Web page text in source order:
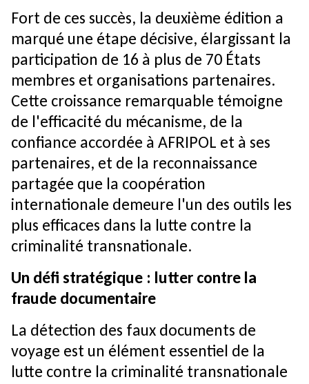
Fort de ces succès, la deuxième édition a
marqué une étape décisive, élargissant la
participation de 16 à plus de 70 États
membres et organisations partenaires.
Cette croissance remarquable témoigne
de l'efficacité du mécanisme, de la
confiance accordée à AFRIPOL et à ses
partenaires, et de la reconnaissance
partagée que la coopération
internationale demeure l'un des outils les
plus efficaces dans la lutte contre la
criminalité transnationale.
Un défi stratégique : lutter contre la
fraude documentaire
La détection des faux documents de
voyage est un élément essentiel de la
lutte contre la criminalité transnationale